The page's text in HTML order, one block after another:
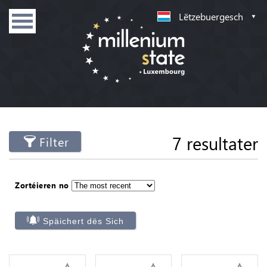
Lëtzebuergesch
Filter 7 resultater
Zortéieren no
Späichert dës Sich